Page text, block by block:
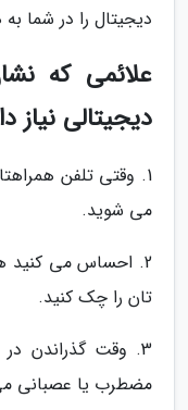
دیجیتال را در شما
علائمی که
دیجیتالی نیاز
1. وقتی تلفن
می شوید.
2. احساس می کنید
تان را چک کنید.
3. وقت گذراندن
مضطرب یا عصبانی